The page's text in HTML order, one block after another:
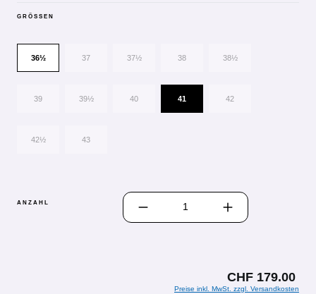
GRÖSSEN
36½ 37 37½ 38 38½
39 39½ 40 41 42
42½ 43
ANZAHL
PRODUKT ANZAHL: GIB DEN
CHF 179.00
Preise inkl. MwSt. zzgl. Versandkosten